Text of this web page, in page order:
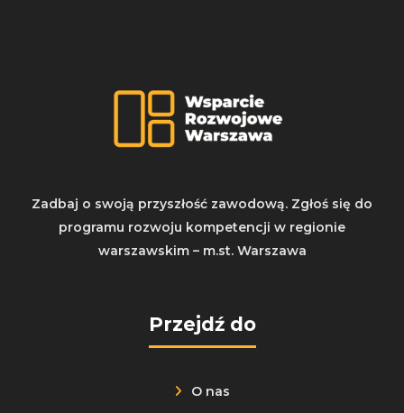
Zadbaj o swoją przyszłość zawodową. Zgłoś się do
programu rozwoju kompetencji w regionie
warszawskim – m.st. Warszawa
Przejdź do
O nas